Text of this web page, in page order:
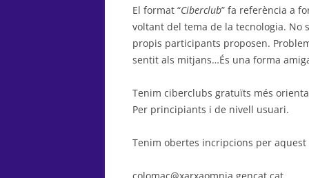
El format “Ciberclub” fa referència a
voltant del tema de la tecnologia. No
propis participants proposen.
sentit als mitjans…És una forma
Tenim ciberclubs gratuïts més
Per principiants i de nivell usuari.
Tenim obertes incripcions per